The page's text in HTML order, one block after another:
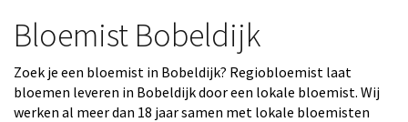
Bloemist Bobeldijk
Zoek je een bloemist in Bobeldijk? Regiobloemist laat
bloemen leveren in Bobeldijk door een lokale bloemist. Wij
werken al meer dan 18 jaar samen met lokale bloemisten